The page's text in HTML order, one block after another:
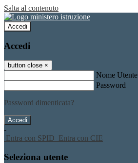
Salta al contenuto
Accedi
Accedi
button close ×
Nome Utente
Password
Password dimenticata?
-
Entra con SPID Entra con CIE
Seleziona utente